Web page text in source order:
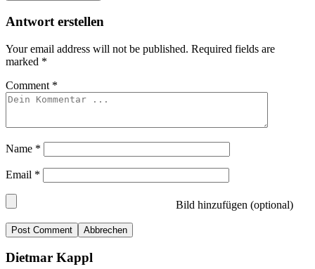
Antwort erstellen
Your email address will not be published. Required fields are
marked *
Comment *
Name *
Email *
Bild hinzufügen (optional)
Abbrechen
Dietmar Kappl